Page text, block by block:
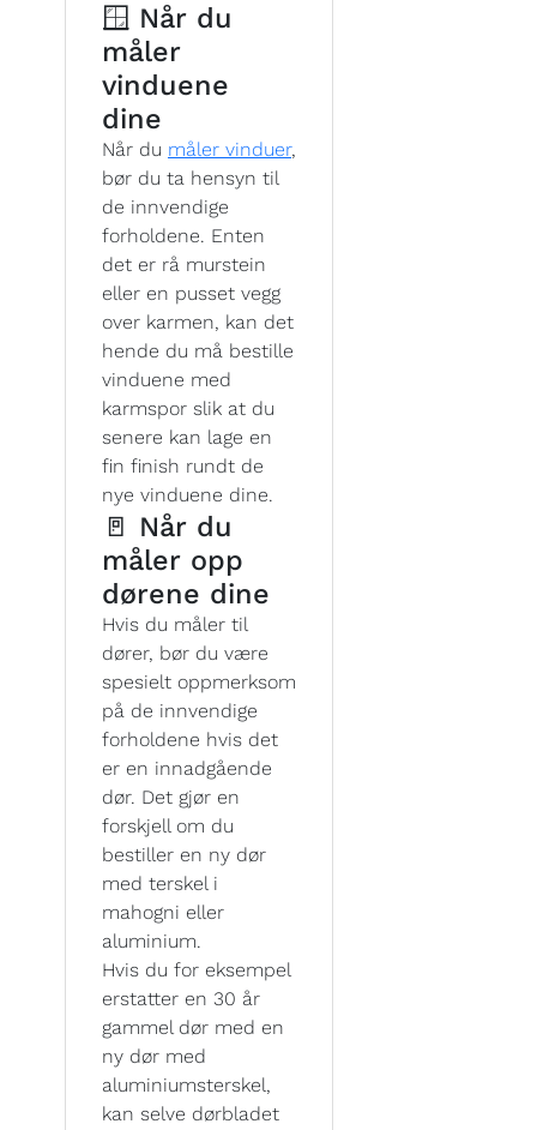
🪟 Når du
måler
vinduene
dine
Når du måler vinduer,
bør du ta hensyn til
de innvendige
forholdene. Enten
det er rå murstein
eller en pusset vegg
over karmen, kan det
hende du må bestille
vinduene med
karmspor slik at du
senere kan lage en
fin finish rundt de
nye vinduene dine.
🚪 Når du
måler opp
dørene dine
Hvis du måler til
dører, bør du være
spesielt oppmerksom
på de innvendige
forholdene hvis det
er en innadgående
dør. Det gjør en
forskjell om du
bestiller en ny dør
med terskel i
mahogni eller
aluminium.
Hvis du for eksempel
erstatter en 30 år
gammel dør med en
ny dør med
aluminiumsterskel,
kan selve dørbladet